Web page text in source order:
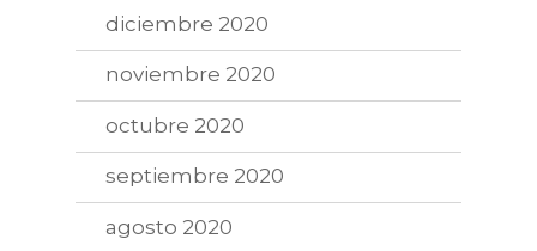
diciembre 2020
noviembre 2020
octubre 2020
septiembre 2020
agosto 2020